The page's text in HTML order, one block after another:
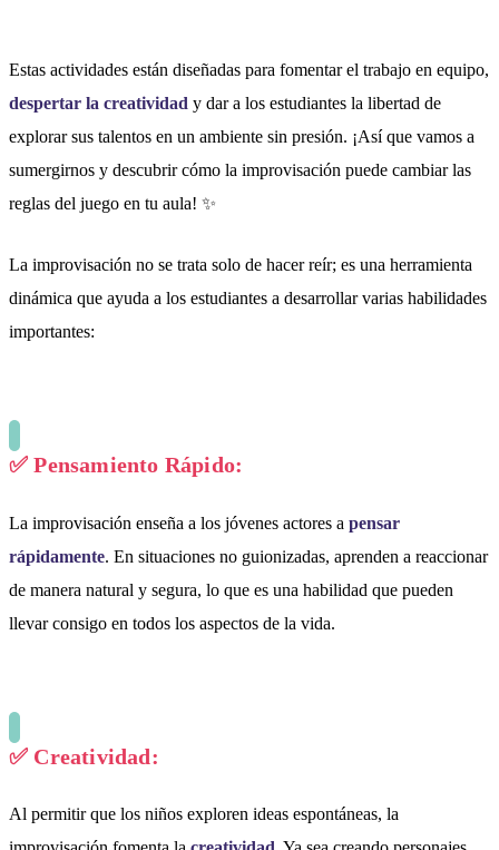
Estas actividades están diseñadas para fomentar el trabajo en equipo,
despertar la creatividad y dar a los estudiantes la libertad de
explorar sus talentos en un ambiente sin presión. ¡Así que vamos a
sumergirnos y descubrir cómo la improvisación puede cambiar las
reglas del juego en tu aula! ✨
La improvisación no se trata solo de hacer reír; es una herramienta
dinámica que ayuda a los estudiantes a desarrollar varias habilidades
importantes:
✅Pensamiento Rápido:
La improvisación enseña a los jóvenes actores a pensar
rápidamente. En situaciones no guionizadas, aprenden a reaccionar
de manera natural y segura, lo que es una habilidad que pueden
llevar consigo en todos los aspectos de la vida.
✅ Creatividad:
Al permitir que los niños exploren ideas espontáneas, la